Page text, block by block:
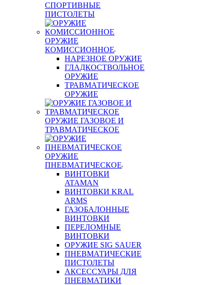
СПОРТИВНЫЕ
ПИСТОЛЕТЫ
ОРУЖИЕ
КОМИССИОННОЕ
НАРЕЗНОЕ ОРУЖИЕ
ГЛАДКОСТВОЛЬНОЕ
ОРУЖИЕ
ТРАВМАТИЧЕСКОЕ
ОРУЖИЕ
ОРУЖИЕ ГАЗОВОЕ И
ТРАВМАТИЧЕСКОЕ
ОРУЖИЕ
ПНЕВМАТИЧЕСКОЕ
ВИНТОВКИ
ATAMAN
ВИНТОВКИ KRAL
ARMS
ГАЗОБАЛОННЫЕ
ВИНТОВКИ
ПЕРЕЛОМНЫЕ
ВИНТОВКИ
ОРУЖИЕ SIG SAUER
ПНЕВМАТИЧЕСКИЕ
ПИСТОЛЕТЫ
АКСЕССУАРЫ ДЛЯ
ПНЕВМАТИКИ